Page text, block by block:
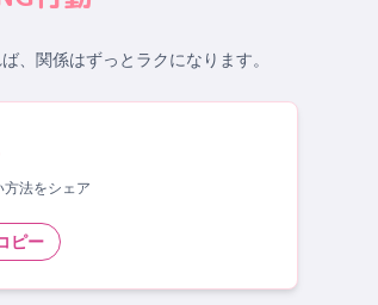
、関係はずっとラクになります。
方法をシェア
ピー